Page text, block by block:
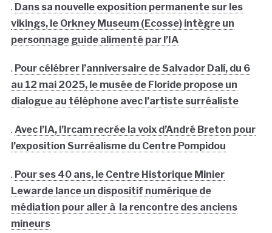
. Dans sa nouvelle exposition permanente sur les
vikings, le Orkney Museum (Ecosse) intègre un
personnage guide alimenté par l’IA
. Pour célébrer l’anniversaire de Salvador Dalí, du 6
au 12 mai 2025, le musée de Floride propose un
dialogue au téléphone avec l’artiste surréaliste
. Avec l’IA, l’Ircam recrée la voix d’André Breton pour
l’exposition Surréalisme du Centre Pompidou
. Pour ses 40 ans, le Centre Historique Minier
Lewarde lance un dispositif numérique de
médiation pour aller à la rencontre des anciens
mineurs